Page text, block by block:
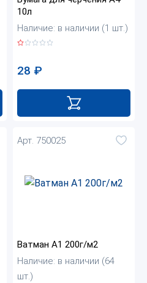
10л
Наличие: в наличии (1 шт.)
28 ₽
Арт. 750025
Ватман А1 200г/м2
Наличие: в наличии (64
шт.)